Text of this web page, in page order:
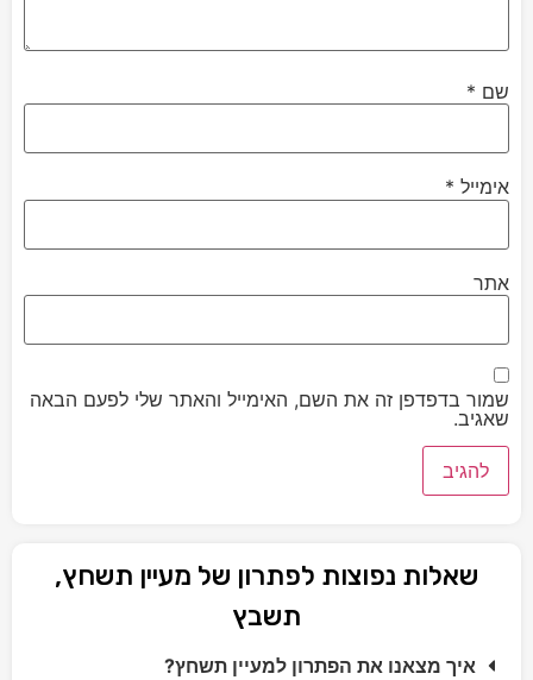
שם *
אימייל *
אתר
שמור בדפדפן זה את השם, האימייל והאתר שלי לפעם הבאה
שאגיב.
שאלות נפוצות לפתרון של מעיין תשחץ,
תשבץ
איך מצאנו את הפתרון למעיין תשחץ?